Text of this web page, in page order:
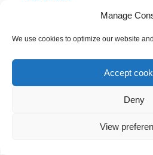
Manage
We use cookies to optimize our website
Accept
Deny
View